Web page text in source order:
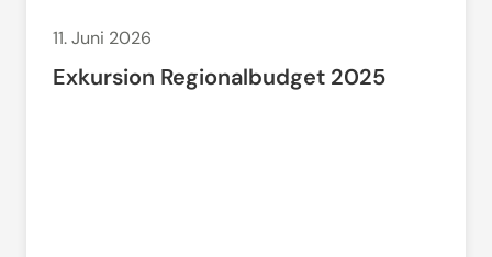
11. Juni 2026
Exkursion Regionalbudget 2025